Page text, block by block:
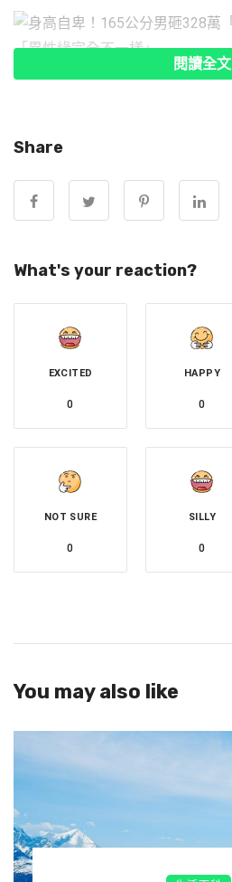
閱讀全文
Share
What's your reaction?
EXCITED
0
HAPPY
0
NOT SURE
0
SILLY
0
You may also like